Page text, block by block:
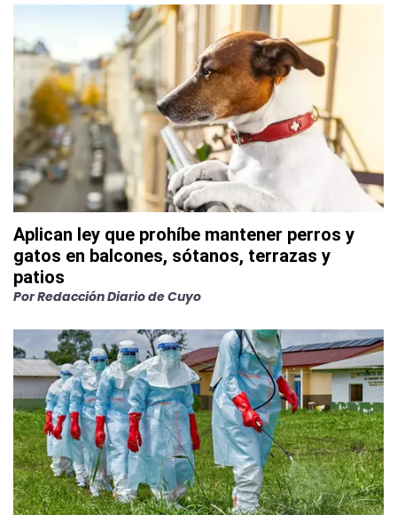
Aplican ley que prohíbe mantener perros y
gatos en balcones, sótanos, terrazas y
patios
PorRedacción Diario de Cuyo